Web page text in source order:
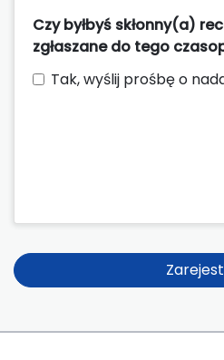
Czy byłbyś skłonny(a)
zgłaszane do tego
Tak, wyślij prośbę o